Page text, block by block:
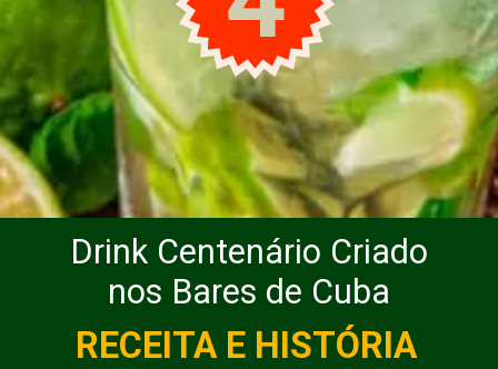
Drink Centenário Criado
nos Bares de Cuba
RECEITA E HISTÓRIA